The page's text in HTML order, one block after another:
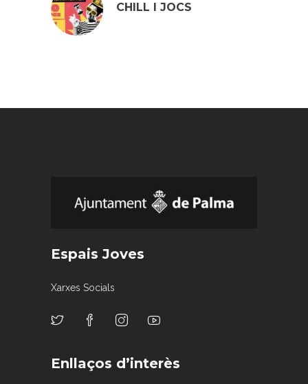
CHILL I JOCS
Espais Joves
Xarxes Socials
Enllaços d’interès